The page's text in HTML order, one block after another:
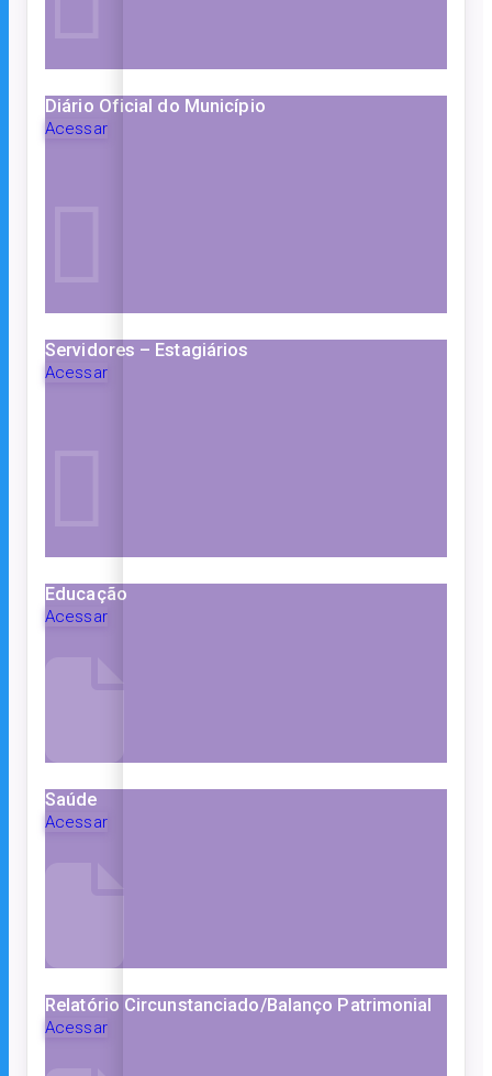
Diário Oficial do Município
Acessar
Servidores – Estagiários
Acessar
Educação
Acessar
Saúde
Acessar
Relatório Circunstanciado/Balanço Patrimonial
Acessar